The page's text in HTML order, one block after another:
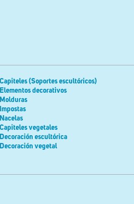
Capiteles (Soportes escultóricos)
Elementos decorativos
Molduras
Impostas
Nacelas
Capiteles vegetales
Decoración escultórica
Decoración vegetal